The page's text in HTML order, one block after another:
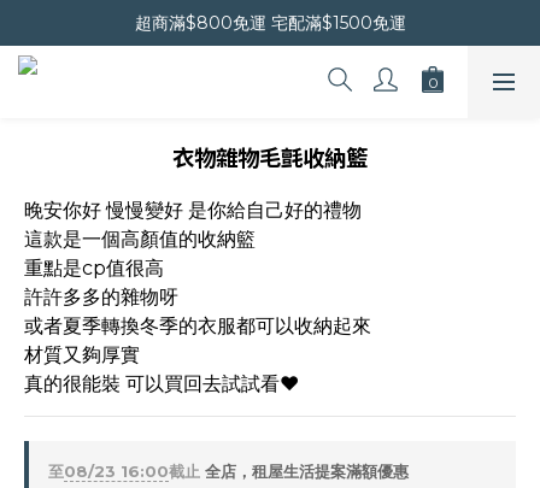
晚安會員新上線｜新會員現折$30
超商滿$800免運 宅配滿$1500免運
晚安會員新上線｜新會員現折$30
衣物雜物毛氈收納籃
晚安你好 慢慢變好 是你給自己好的禮物
這款是一個高顏值的收納籃
重點是cp值很高
許許多多的雜物呀
或者夏季轉換冬季的衣服都可以收納起來
材質又夠厚實
真的很能裝 可以買回去試試看❤️
至08/23 16:00截止 全店，租屋生活提案滿額優惠